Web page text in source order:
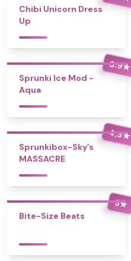
Chibi Unicorn Dress
Up
3.9★
Sprunki Ice Mod -
Aqua
4.3★
Sprunkibox-Sky’s
MASSACRE
3★
Bite-Size Beats